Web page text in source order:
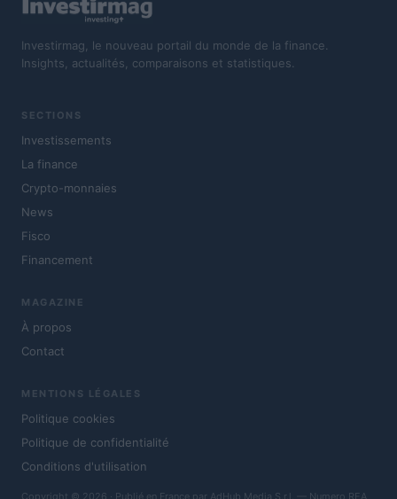
Investirmag, le nouveau portail du monde de la finance.
Insights, actualités, comparaisons et statistiques.
SECTIONS
Investissements
La finance
Crypto-monnaies
News
Fisco
Financement
MAGAZINE
À propos
Contact
MENTIONS LÉGALES
Politique cookies
Politique de confidentialité
Conditions d'utilisation